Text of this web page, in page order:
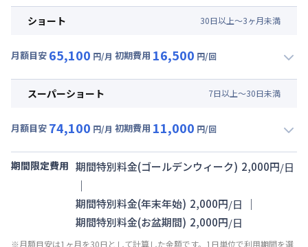
その他費用 :
月額賃料目安(30日利用)
光熱費他 : 21,000円/月 (700円/日) (税抜)
その他費用 :
ショート 30日以上～3ヶ月未満
月額目安 65,100 円/月 初期費用 16,500 円/回
月額賃料目安(30日利用)
光熱費他 : 21,000円/月 (700円/日) (税抜)
その他費用 :
15,000円/月 (500円/日)
スーパーショート 7日以上～30日未満
月額目安 74,100 円/月 初期費用 11,000 円/回
月額賃料目安(30日利用)
36,000円/月 (1,200円/日)
21,000円/月 (700円/日) (税抜)
10,000円/回 (税抜)
その他費用 :
期間限定費用 期間特別料金(ゴールデンウィーク) 2,000円/日
｜
期間特別料金(年末年始) 2,000円/日 ｜
期間特別料金(お盆期間) 2,000円/日
※月額目安は1ヶ月を30日として計算した金額です。1日単位で利用期間を選